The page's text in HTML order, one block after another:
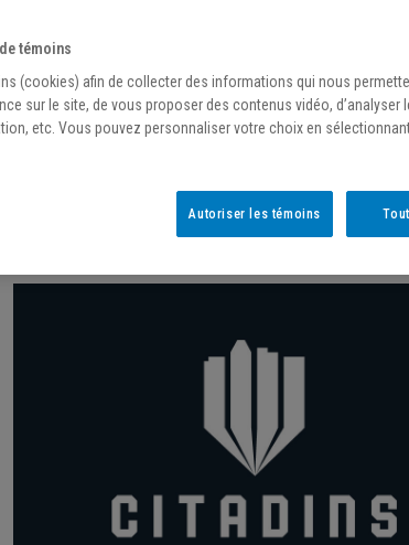
UNE QUATRIÈME PLACE POUR
témoins
(cookies) afin de collecter des informations qui nous
sur le site, de vous proposer des contenus vidéo, d’analyser
etc. Vous pouvez personnaliser votre choix en
Autoriser les témoins